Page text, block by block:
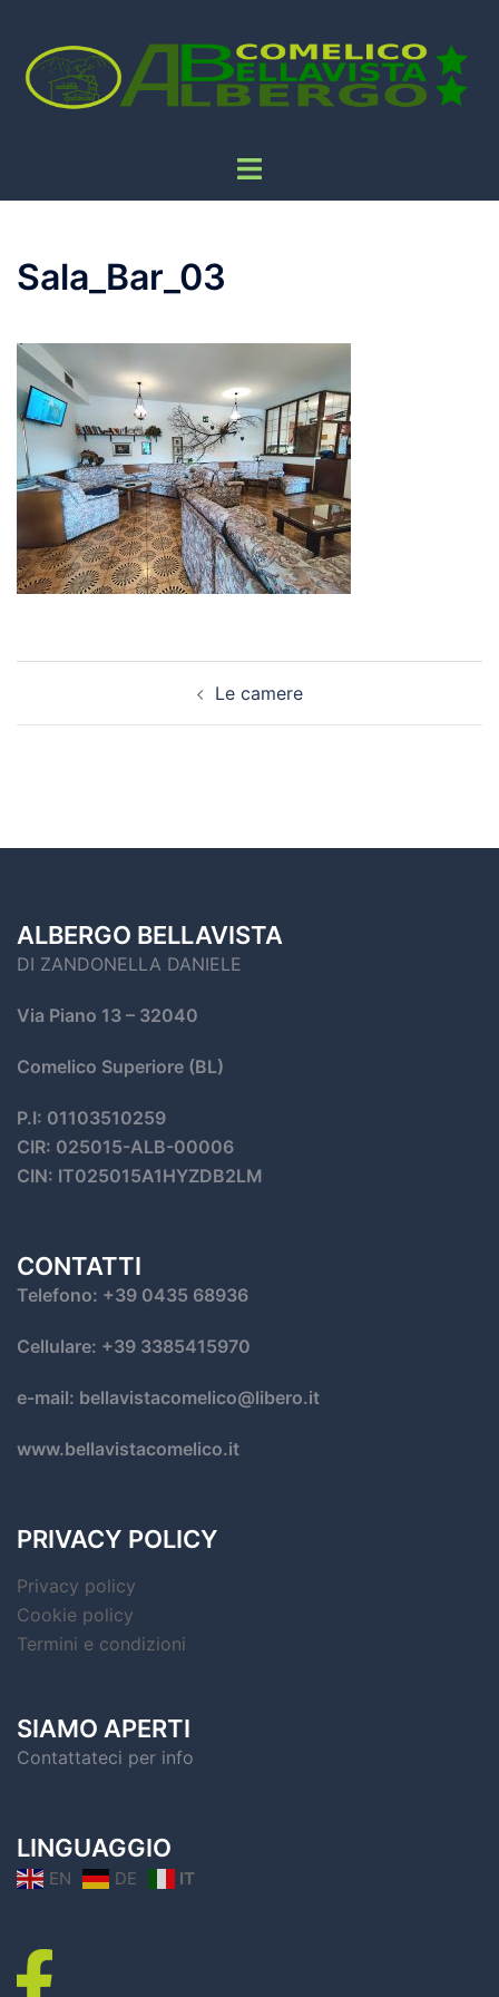
Sala_Bar_03
Le camere
ALBERGO BELLAVISTA
DI ZANDONELLA DANIELE
Via Piano 13 – 32040
Comelico Superiore (BL)
P.I: 01103510259
CIR: 025015-ALB-00006
CIN: IT025015A1HYZDB2LM
CONTATTI
Telefono: +39 0435 68936
Cellulare: +39 3385415970
e-mail: bellavistacomelico@libero.it
www.bellavistacomelico.it
PRIVACY POLICY
Privacy policy
Cookie policy
Termini e condizioni
SIAMO APERTI
Contattateci per info
LINGUAGGIO
EN DE IT